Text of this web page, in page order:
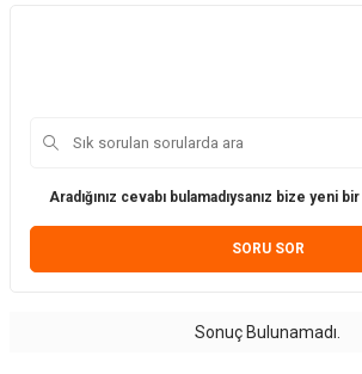
Aradığınız cevabı bulamadıysanız bize yeni
SORU SOR
Sonuç Bulunamadı.